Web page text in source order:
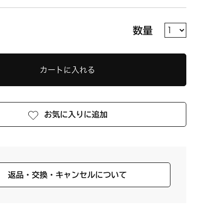
数量
カートに入れる
お気に入りに追加
返品・交換・キャンセルについて